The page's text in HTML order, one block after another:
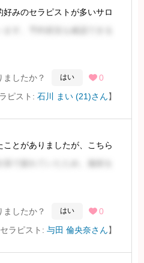
みのセラピストが多いサロ
ます。予約状況も確認できる
状況を把握しやすいです。
願いしました。
には会員登録
ましたか？ はい  0
ピスト: 石川 まい (21)さん】
とがありましたが、こちら
らしい印象でしたが、実際
金髪だったこともその印象に
ましたか？ はい  0
セラピスト: 与田 倫央奈さん】